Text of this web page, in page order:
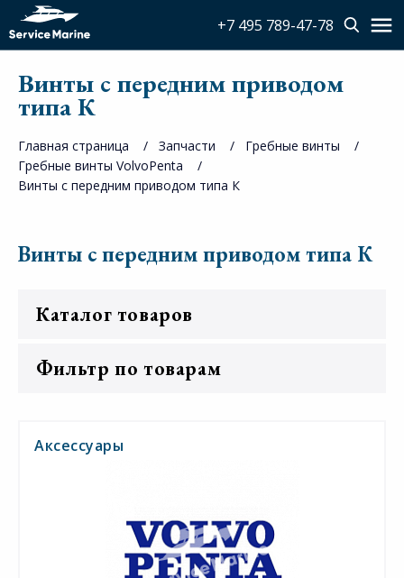
+7 495 789-47-78
Винты с передним приводом
типа К
Главная страница Запчасти
Гребные винты
Гребные винты VolvoPenta
Винты с передним приводом типа К
Винты с передним приводом типа К
Каталог товаров
Фильтр по товарам
Аксессуары